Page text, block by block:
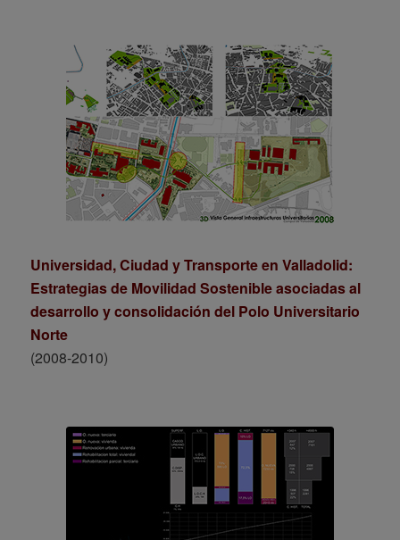
Universidad, Ciudad y Transporte en Valladolid:
Estrategias de Movilidad Sostenible asociadas al
desarrollo y consolidación del Polo Universitario
Norte
(2008-2010)